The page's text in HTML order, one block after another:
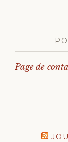
Page de